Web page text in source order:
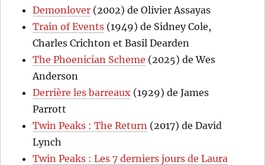
Demonlover (2002) de Olivier Assayas
Train of Events (1949) de Sidney Cole,
Charles Crichton et Basil Dearden
The Phoenician Scheme (2025) de Wes
Anderson
Derrière les barreaux (1929) de James
Parrott
Twin Peaks : The Return (2017) de David
Lynch
Twin Peaks : Les 7 derniers jours de Laura